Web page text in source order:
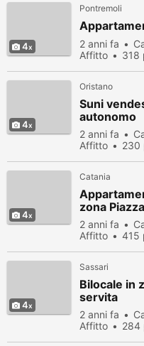
4
Pontremoli
2 anni fa
Affitto
318
4
Oristano
Suni
autonomo
2 anni fa
Affitto
230
4
Catania
zona
2 anni fa
Affitto
415
4
Sassari
Bilocale in
servita
2 anni fa
Affitto
284